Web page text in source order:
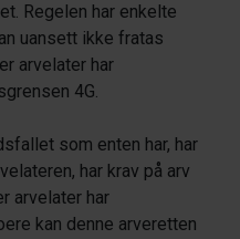
Regelen har enkelte
uansett ikke fratas
arvelater har
4G.
som enten har, har
har krav på arv
arvelater har
kan denne arveretten